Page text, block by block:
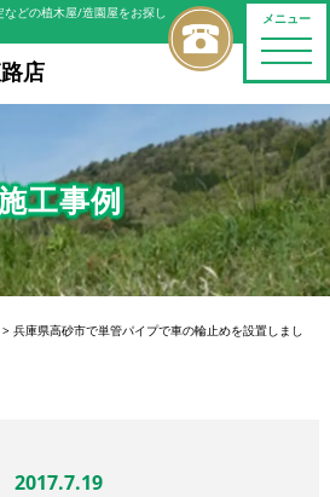
メニュー
toggle
どの植木屋/造園屋をお探し
店
工事例
兵庫県高砂市で単管パイプで車の輪止めを設置しまし
2017.7.19